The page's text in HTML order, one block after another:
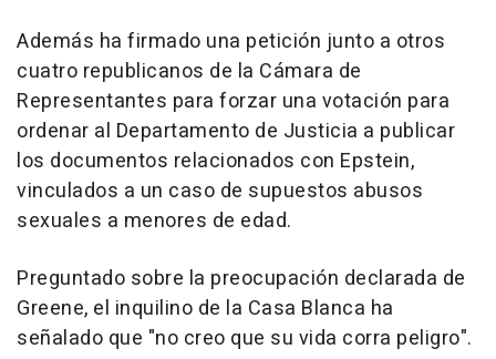
Además ha firmado una petición junto a otros
cuatro republicanos de la Cámara de
Representantes para forzar una votación para
ordenar al Departamento de Justicia a publicar
los documentos relacionados con Epstein,
vinculados a un caso de supuestos abusos
sexuales a menores de edad.
Preguntado sobre la preocupación declarada de
Greene, el inquilino de la Casa Blanca ha
señalado que "no creo que su vida corra peligro".